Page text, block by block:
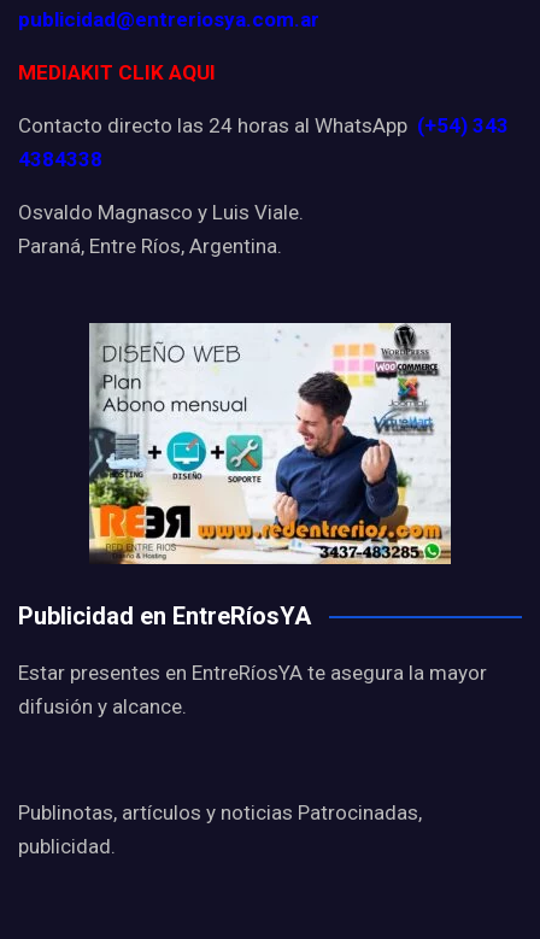
publicidad@entreriosya.com.ar
MEDIAKIT CLIK AQUI
Contacto directo las 24 horas al WhatsApp (+54) 343
4384338
Osvaldo Magnasco y Luis Viale.
Paraná, Entre Ríos, Argentina.
Publicidad en EntreRíosYA
Estar presentes en EntreRíosYA te asegura la mayor
difusión y alcance.
Publinotas, artículos y noticias Patrocinadas,
publicidad.